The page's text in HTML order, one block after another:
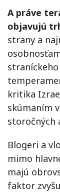
A práve
objavujú
strany a
kritika
skúmaním
storočných
Blogeri a
mimo
majú
faktor